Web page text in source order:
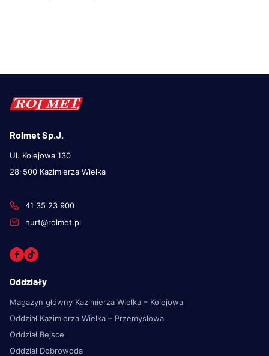
Rolmet Sp.J.
Ul. Kolejowa 130
28-500 Kazimierza Wielka
41 35 23 900
hurt@rolmet.pl
Oddziały
Magazyn główny Kazimierza Wielka – Kolejowa
Oddział Kazimierza Wielka – Przemysłowa
Oddział Bejsce
Oddział Dobrowoda